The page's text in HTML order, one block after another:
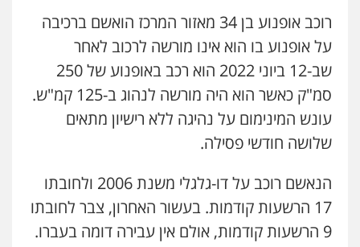
0505234000
רוכב אופנוע בן 34 מאזור המרכז הואשם ברכיבה
על אופנוע בו הוא אינו מורשה לרכוב לאחר
שב-12 ביוני 2022 הוא רכב באופנוע של 250
סמ"ק כאשר הוא היה מורשה לנהוג ב-125 קמ"ש.
עונש המינימום על נהיגה ללא רישיון מתאים
שלושה חודשי פסילה.
הנאשם רוכב על דו-גלגלי משנת 2006 ולחובתו
17 הרשעות קודמות. בעשור האחרון, צבר לחובתו
9 הרשעות קודמות, אולם אין עבירה דומה בעברו.